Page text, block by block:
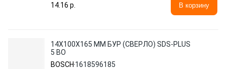
14.16 p.
В корзину
14Х100Х165 ММ БУР (СВЕРЛО) SDS-PLUS
5 BO
BOSCH 1618596185